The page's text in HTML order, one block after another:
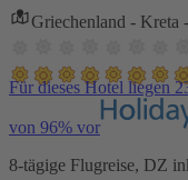
Griechenland - Kreta
Für dieses Hotel liegen
von 96% vor
8-tägige Flugreise, DZ